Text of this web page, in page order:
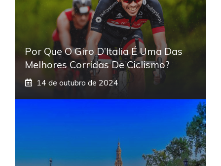
Por Que O Giro D’Italia É Uma Das
Melhores Corridas De Ciclismo?
14 de outubro de 2024